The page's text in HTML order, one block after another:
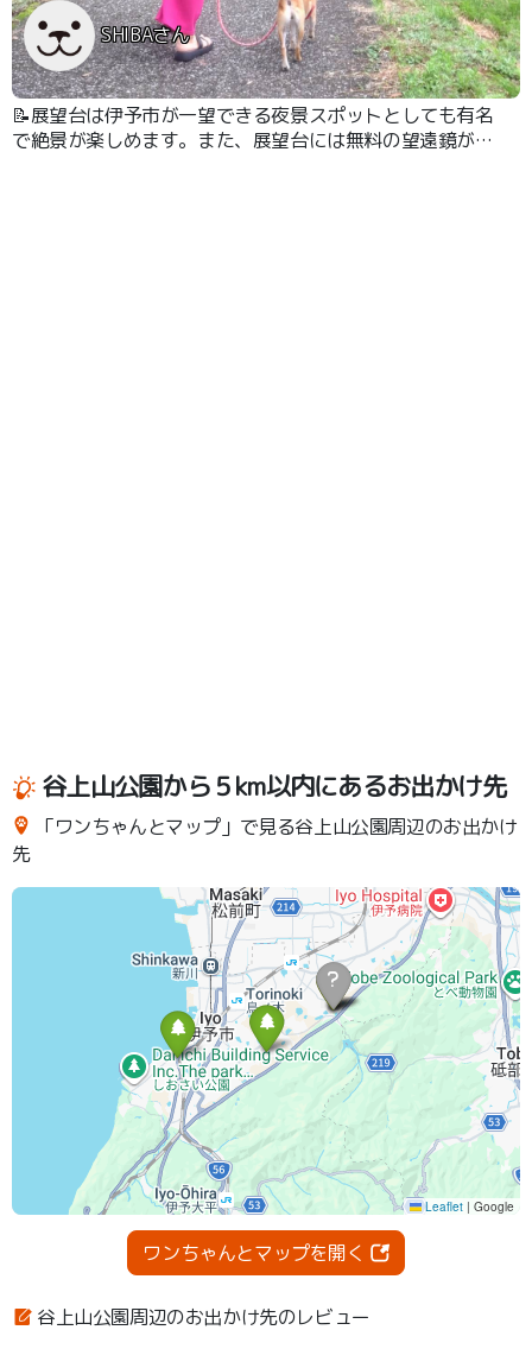
SHIBAさん
📝展望台は伊予市が一望できる夜景スポットとしても有名
で絶景が楽しめます。また、展望台には無料の望遠鏡が設
谷上山公園から５km以内にあるお出かけ先
「ワンちゃんとマップ」で見る谷上山公園周辺のお出かけ
先
ワンちゃんとマップを開く
谷上山公園周辺のお出かけ先のレビュー